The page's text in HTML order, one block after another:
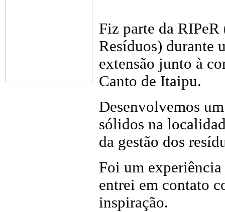
Fiz parte da RIPeR
Resíduos) durante
extensão junto à
Canto de Itaipu.
Desenvolvemos
sólidos na
da gestão dos
Foi um
entrei em contato
inspiração.